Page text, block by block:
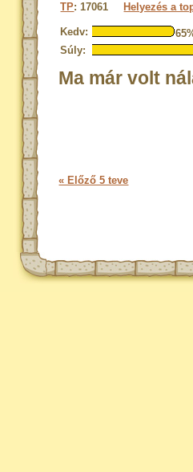
TP: 17061 Helyezés a
Kedv:
Súly:
Ma már volt
« Előző 5 teve